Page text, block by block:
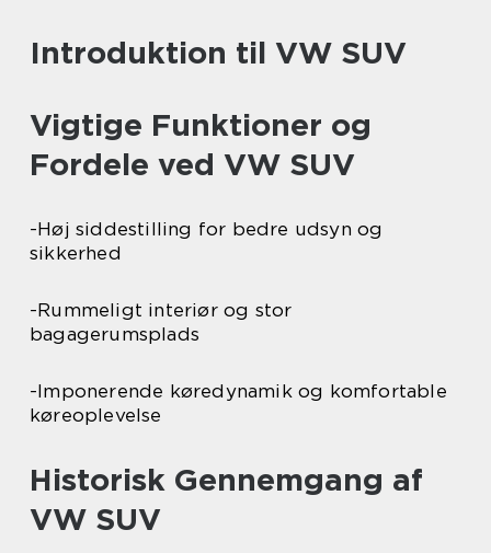
Introduktion til VW SUV
Vigtige Funktioner og
Fordele ved VW SUV
-Høj siddestilling for bedre udsyn og
sikkerhed
-Rummeligt interiør og stor
bagagerumsplads
-Imponerende køredynamik og komfortable
køreoplevelse
Historisk Gennemgang af
VW SUV